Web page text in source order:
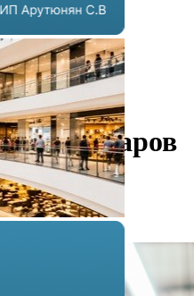
товаров